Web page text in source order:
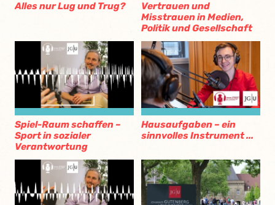
Alles nur Lug und Trug?
Vertrauen und
Misstrauen in Medien,
Politik und Gesellschaft
Spiel-Raum schaffen –
Sport in sozialer
Verantwortung
Hausaufgaben – ein
sinnvolles Instrument ...